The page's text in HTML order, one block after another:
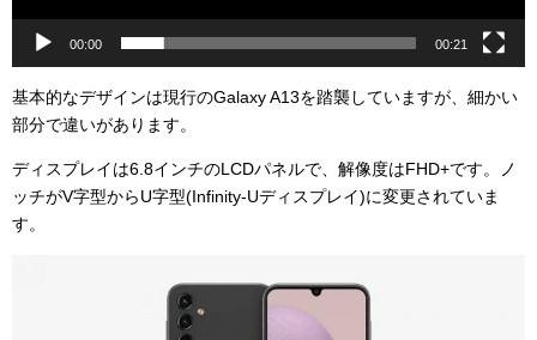
00:00 00:21
基本的なデザインは現行のGalaxy A13を踏襲していますが、細かい
部分で違いがあります。
ディスプレイは6.8インチのLCDパネルで、解像度はFHD+です。ノ
ッチがV字型からU字型(Infinity-Uディスプレイ)に変更されていま
す。